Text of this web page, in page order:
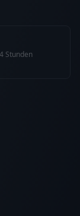
Stunden